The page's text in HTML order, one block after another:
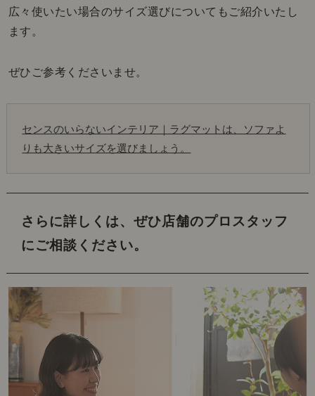
広々使いたい場合のサイズ選びについてもご紹介いたし
ます。
ぜひご参考くださいませ。
センスのいらないインテリア｜ラグマットは、ソファよ
りも大きいサイズを選びましょう。
さらに詳しくは、ぜひ店舗のプロスタッフ
にご相談ください。